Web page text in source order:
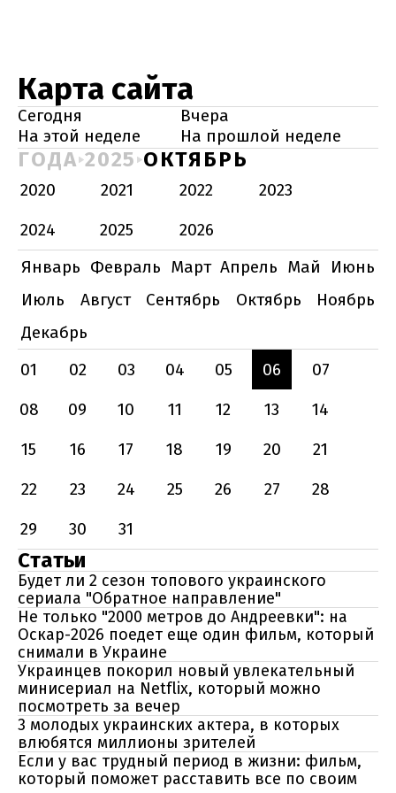
Карта сайта
Сегодня
Вчера
На этой неделе
На прошлой неделе
ГОДА 2025 ОКТЯБРЬ
2020 2021 2022
2023
2024
2025
2026
Январь Февраль Март Апрель Май
Июнь
Июль
Август Сентябрь Октябрь
Ноябрь
Декабрь
01
02 03 04 05 06
07
08
09 10 11 12 13
14
15
16 17 18 19 20
21
22
23 24 25 26 27
28
29
30 31
Статьи
Будет ли 2 сезон топового украинского
сериала "Обратное направление"
Не только "2000 метров до Андреевки": на
Оскар-2026 поедет еще один фильм, который
снимали в Украине
Украинцев покорил новый увлекательный
минисериал на Netflix, который можно
посмотреть за вечер
3 молодых украинских актера, в которых
влюбятся миллионы зрителей
Если у вас трудный период в жизни: фильм,
который поможет расставить все по своим